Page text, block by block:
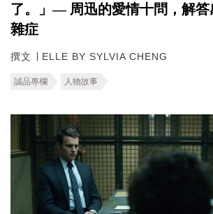
了。」— 周迅的愛情十問，解答
雜症
撰文 ∣ ELLE BY SYLVIA CHENG
誠品專欄 人物故事